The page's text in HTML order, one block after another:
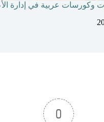
وكورسات عربية في إدارة
0